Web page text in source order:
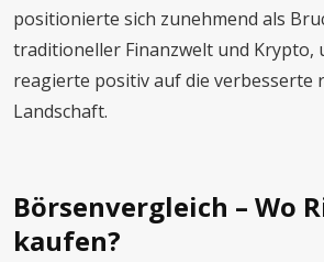
positionierte sich zunehmend als
traditioneller Finanzwelt und Krypto,
reagierte positiv auf die verbesserte
Landschaft.
Börsenvergleich – Wo
kaufen?